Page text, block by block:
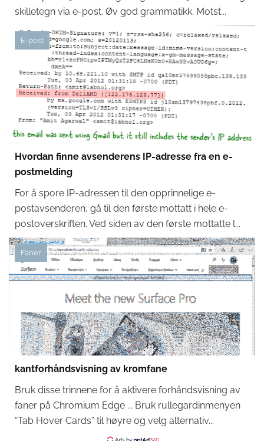
skilletegn via e-post. Øv god grammatikk. Motst...
E-post
Hvordan finne avsenderens IP-adresse fra en e-
postmelding
For å spore IP-adressen til den opprinnelige e-
postavsenderen, gå til den første mottatt i hele e-
postoverskriften. Ved siden av den første mottatte l...
Faner
kantforhåndsvisning av kromfane
Bruk disse trinnene for å aktivere forhåndsvisning av
faner på Chromium Edge ... Bruk rullegardinmenyen
“Tab Hover Cards” til høyre og velg alternativ...